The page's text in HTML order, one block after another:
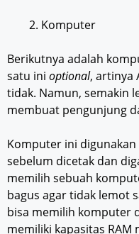
Komputer
Berikutnya adalah
satu ini optional, artinya
tidak. Namun, semakin
membuat pengunjung
Komputer ini
sebelum dicetak dan
memilih sebuah
bagus agar tidak lemot
bisa memilih komputer
memiliki kapasitas RAM